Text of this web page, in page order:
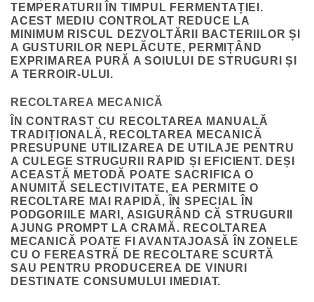
TEMPERATURII ÎN TIMPUL FERMENTAȚIEI.
ACEST MEDIU CONTROLAT REDUCE LA
MINIMUM RISCUL DEZVOLTĂRII BACTERIILOR ȘI
A GUSTURILOR NEPLĂCUTE, PERMIȚÂND
EXPRIMAREA PURĂ A SOIULUI DE STRUGURI ȘI
A TERROIR-ULUI.
RECOLTAREA MECANICĂ
ÎN CONTRAST CU RECOLTAREA MANUALĂ
TRADIȚIONALĂ, RECOLTAREA MECANICĂ
PRESUPUNE UTILIZAREA DE UTILAJE PENTRU
A CULEGE STRUGURII RAPID ȘI EFICIENT. DEȘI
ACEASTĂ METODĂ POATE SACRIFICA O
ANUMITĂ SELECTIVITATE, EA PERMITE O
RECOLTARE MAI RAPIDĂ, ÎN SPECIAL ÎN
PODGORIILE MARI, ASIGURÂND CĂ STRUGURII
AJUNG PROMPT LA CRAMĂ. RECOLTAREA
MECANICĂ POATE FI AVANTAJOASĂ ÎN ZONELE
CU O FEREASTRĂ DE RECOLTARE SCURTĂ
SAU PENTRU PRODUCEREA DE VINURI
DESTINATE CONSUMULUI IMEDIAT.